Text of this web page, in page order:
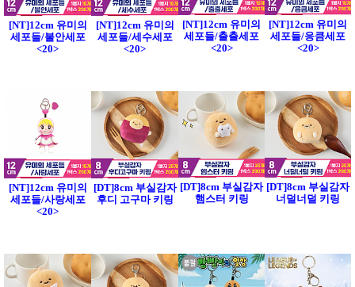
[NT]12cm 유미의
세포들/불안세포
<20>
[NT]12cm 유미의
세포들/세수세포
<20>
[NT]12cm 유미의
세포들/출출세포
<20>
[NT]12cm 유미의
세포들/응큼세포
<20>
[NT]12cm 유미의
세포들/사랑세포
<20>
[DT]8cm 부실감자
후디 고구마 키링
[DT]8cm 부실감자
햄스터 키링
[DT]8cm 부실감자
너덜너덜 키링